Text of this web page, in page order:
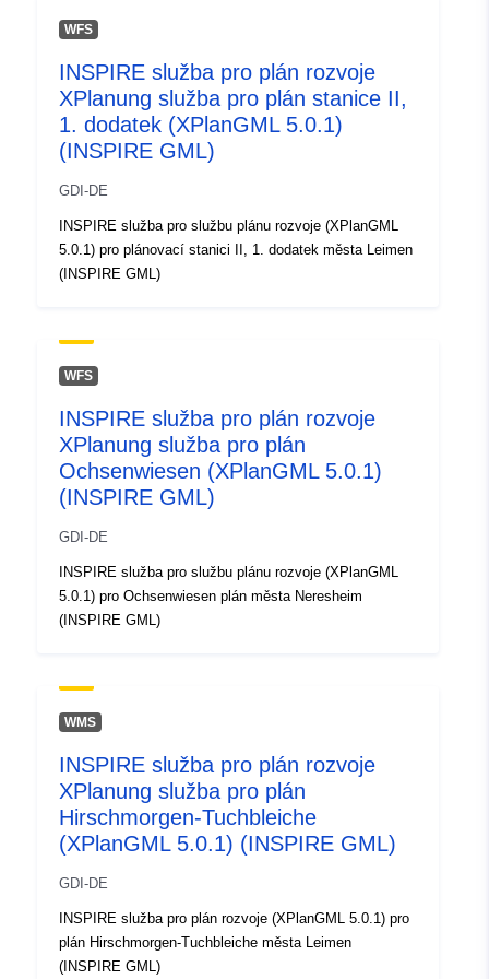
48.7757678 ], [ 10.3498722,
48.7757678 ], [ 10.3498722,
48.7735756 ], [ 10.3461185,
Je v souladu s:
WFS
INSPIRE služba pro plán rozvoje
XPlanung služba pro plán stanice II,
1. dodatek (XPlanGML 5.0.1)
(INSPIRE GML)
GDI-DE
INSPIRE služba pro službu plánu rozvoje (XPlanGML
5.0.1) pro plánovací stanici II, 1. dodatek města Leimen
(INSPIRE GML)
WFS
INSPIRE služba pro plán rozvoje
XPlanung služba pro plán
Ochsenwiesen (XPlanGML 5.0.1)
(INSPIRE GML)
GDI-DE
INSPIRE služba pro službu plánu rozvoje (XPlanGML
5.0.1) pro Ochsenwiesen plán města Neresheim
(INSPIRE GML)
WMS
INSPIRE služba pro plán rozvoje
XPlanung služba pro plán
Hirschmorgen-Tuchbleiche
(XPlanGML 5.0.1) (INSPIRE GML)
GDI-DE
INSPIRE služba pro plán rozvoje (XPlanGML 5.0.1) pro
plán Hirschmorgen-Tuchbleiche města Leimen
(INSPIRE GML)